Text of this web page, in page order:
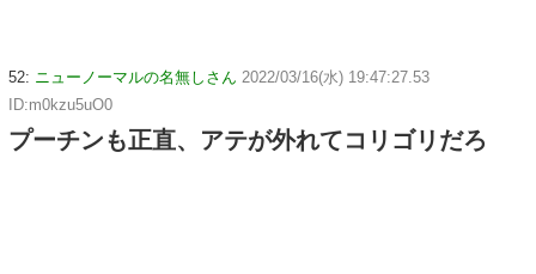
52: ニューノーマルの名無しさん 2022/03/16(水) 19:47:27.53
ID:m0kzu5uO0
プーチンも正直、アテが外れてコリゴリだろ